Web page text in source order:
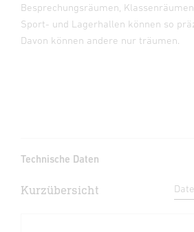
Besprechungsräumen,
Sport- und Lagerhallen können so
Davon können andere nur träumen.
Technische Daten
Kurzübersicht